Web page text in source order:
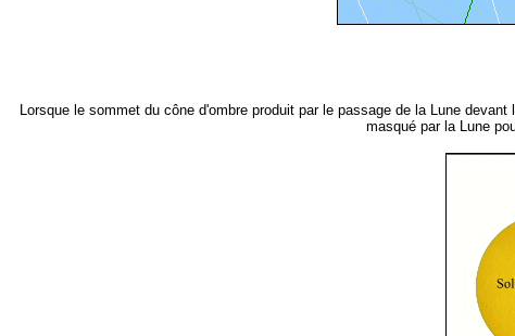
Lorsque le sommet du cône d'ombre produit par le passage de la Lune
masqué par la Lune